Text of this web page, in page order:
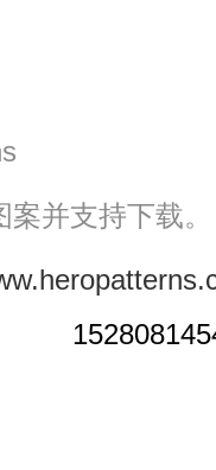
并支持下载。